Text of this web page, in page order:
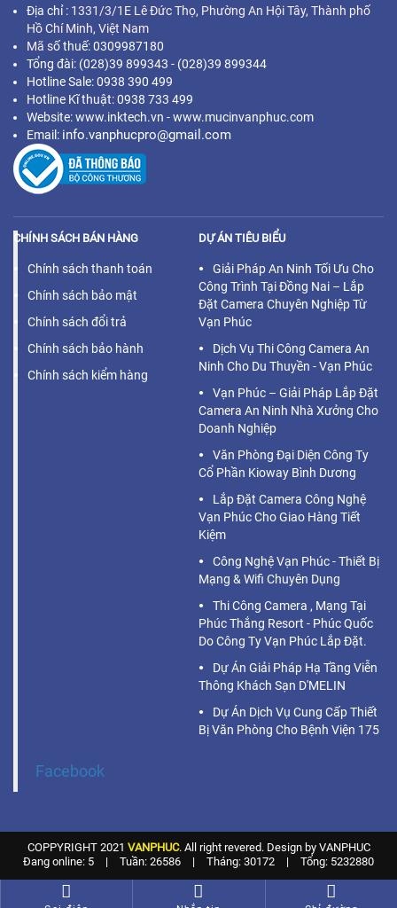
Địa chỉ : 1331/3/1E Lê Đức Thọ, Phường An Hội Tây, Thành phố
Hồ Chí Minh, Việt Nam
Mã số thuế: 0309987180
Tổng đài: (028)39 899343 - (028)39 899344
Hotline Sale: 0938 390 499
Hotline Kĩ thuật: 0938 733 499
Website: www.inktech.vn - www.mucinvanphuc.com
Email: info.vanphucpro@gmail.com
CHÍNH SÁCH BÁN HÀNG
Chính sách thanh toán
Chính sách bảo mật
Chính sách đổi trả
Chính sách bảo hành
Chính sách kiểm hàng
DỰ ÁN TIÊU BIỂU
Giải Pháp An Ninh Tối Ưu Cho
Công Trình Tại Đồng Nai – Lắp
Đặt Camera Chuyên Nghiệp Từ
Vạn Phúc
Dịch Vụ Thi Công Camera An
Ninh Cho Du Thuyền - Vạn Phúc
Vạn Phúc – Giải Pháp Lắp Đặt
Camera An Ninh Nhà Xưởng Cho
Doanh Nghiệp
Văn Phòng Đại Diện Công Ty
Cổ Phần Kioway Bình Dương
Lắp Đặt Camera Công Nghệ
Vạn Phúc Cho Giao Hàng Tiết
Kiệm
Công Nghệ Vạn Phúc - Thiết Bị
Mạng & Wifi Chuyên Dụng
Thi Công Camera , Mạng Tại
Phúc Thắng Resort - Phúc Quốc
Do Công Ty Vạn Phúc Lắp Đặt.
Dự Án Giải Pháp Hạ Tầng Viễn
Thông Khách Sạn D'MELIN
Dự Án Dịch Vụ Cung Cấp Thiết
Bị Văn Phòng Cho Bệnh Viện 175
Facebook
COPPYRIGHT 2021 VANPHUC. All right revered. Design by VANPHUC
Đang online: 5
| Tuần: 26586 | Tháng: 30172 | Tổng: 5232880